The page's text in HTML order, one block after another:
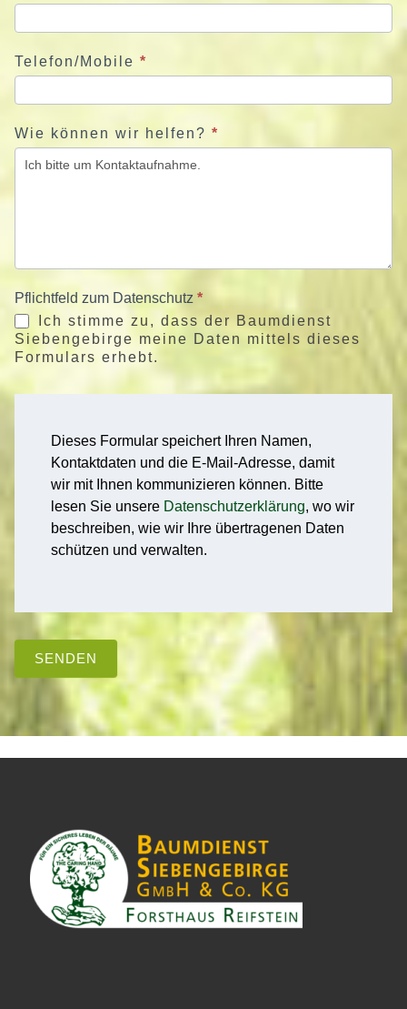
Telefon/Mobile *
Wie können wir helfen? *
Pflichtfeld zum Datenschutz *
Ich stimme zu, dass der Baumdienst
Siebengebirge meine Daten mittels dieses
Formulars erhebt.
Dieses Formular speichert Ihren Namen,
Kontaktdaten und die E-Mail-Adresse, damit
wir mit Ihnen kommunizieren können. Bitte
lesen Sie unsere Datenschutzerklärung, wo wir
beschreiben, wie wir Ihre übertragenen Daten
schützen und verwalten.
SENDEN